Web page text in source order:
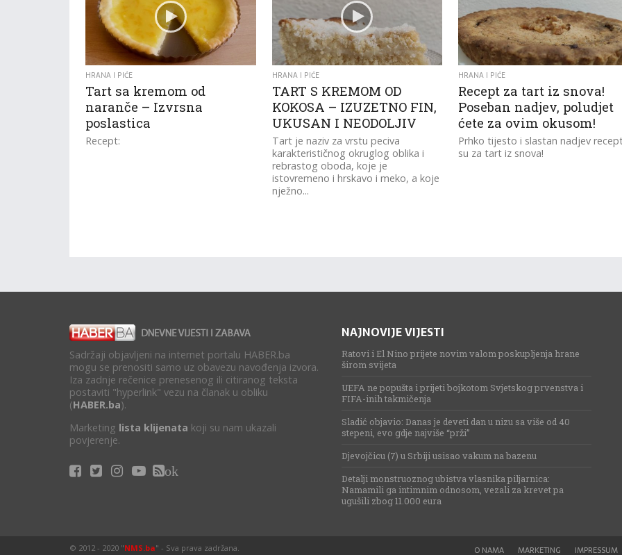
HRANA I PIĆE
Tart sa kremom od
naranče – Izvrsna
poslastica
Recept:
HRANA I PIĆE
TART S KREMOM OD
KOKOSA – IZUZETNO FIN,
UKUSAN I NEODOLJIV
Tart je naziv za vrstu peciva
karakterističnog okruglog oblika i
rebrastog oboda, koje je
istovremeno i hrskavo i meko, a koje
nježno...
HRANA I PIĆE
Recept za tart iz snova!
Poseban nadjev, poludjet
ćete za ovim okusom!
Prhko tijesto i slastan nadjev
su za tart iz snova!
Sadržaji objavljeni na internet portalu HABER.ba
mogu se prenositi samo uz obavezu navođenja izvora.
Iza zadnje rečenice prenesenog ili citiranog teksta
postaviti "hyperlink" vezu na članak u obliku
(HABER.ba).
Marketing lista klijenata koji su nam ukazali
povjerenje.
ok
NAJNOVIJE VIJESTI
Ratovi i El Nino prijete novim valom poskupljenja hrane
širom svijeta
UEFA ne popušta i prijeti bojkotom Svjetskog prvenstva i
FIFA-inih takmičenja
Sladić objavio: Danas je deveti dan u nizu sa više od 40
stepeni, evo gdje najviše “prži”
Djevojčicu (7) u Srbiji usisao vakum na bazenu
Detalji monstruoznog ubistva vlasnika piljarnica:
Namamili ga intimnim odnosom, vezali za krevet pa
ugušili zbog 11.000 eura
O NAMA MARKETING IMPRESSUM
© 2012 - 2020 "NMS.ba" - Sva prava zadržana.